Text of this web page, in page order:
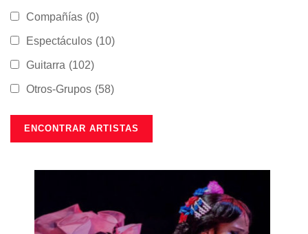
Compañías (0)
Espectáculos (10)
Guitarra (102)
Otros-Grupos (58)